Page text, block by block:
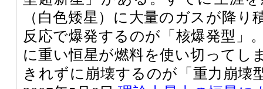
（白色矮星）に大量のガスが降り
反応で爆発するのが「核爆発型」
に重い恒星が燃料を使い切ってし
きれずに崩壊するのが「重力崩壊